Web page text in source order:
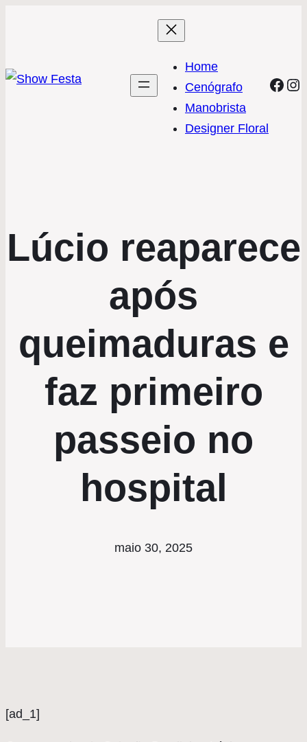
Home
Cenógrafo
Manobrista
Designer Floral
Lúcio reaparece
após
queimaduras e
faz primeiro
passeio no
hospital
maio 30, 2025
[ad_1]